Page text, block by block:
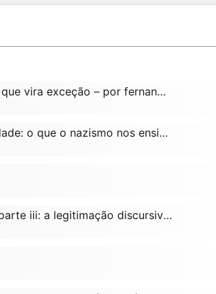
Liminar em habeas corpus e a regra que vira exceção – por fernanda mambrini rudolfo
Vontade de poder versus normatividade: o que o nazismo nos ensina? – por rosivaldo toscano dos santos júnior e lenio luiz streck
História das ideias jurídico - penais parte iii: a legitimação discursiva do poder político